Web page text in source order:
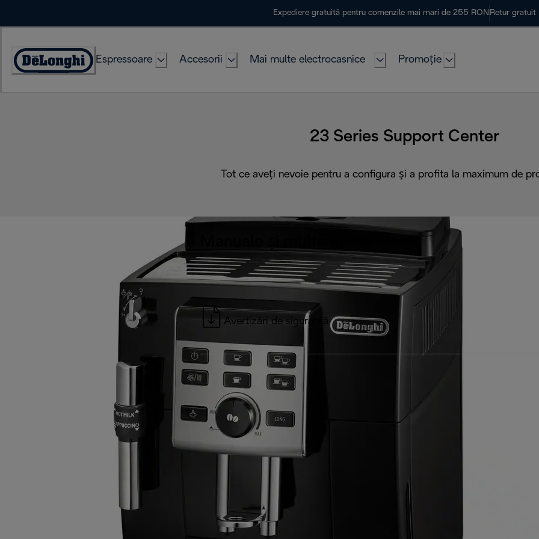
Expediere gratuită pentru comenzile mai mari de 255 RON Retur gratuit
Accessibility
Espressoare Accesorii Mai multe electrocasnice Promoție
23 Series Support Center
Tot ce aveți nevoie pentru a configura și a profita la maximum de
Avertizări de siguranță